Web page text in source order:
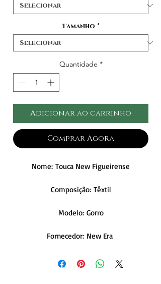
Tamanho *
Quantidade *
Adicionar ao carrinho
Comprar Agora
Nome: Touca New Figueirense
Composição: Têxtil
Modelo: Gorro
Fornecedor: New Era